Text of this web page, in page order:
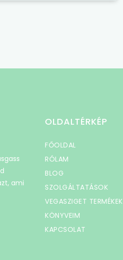
ami
OLDALTÉRKÉP
FŐOLDAL
RÓLAM
BLOG
SZOLGÁLTATÁSOK
VEGASZIGET TERMÉKEK
KÖNYVEIM
KAPCSOLAT